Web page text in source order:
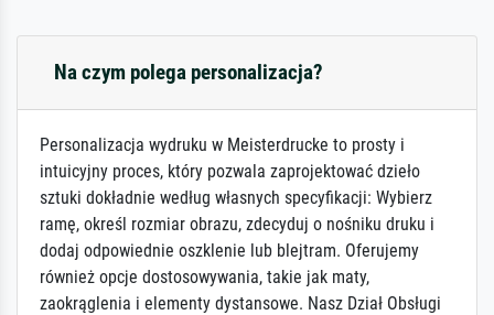
Na czym polega personalizacja?
Personalizacja wydruku w Meisterdrucke to prosty i
intuicyjny proces, który pozwala zaprojektować dzieło
sztuki dokładnie według własnych specyfikacji: Wybierz
ramę, określ rozmiar obrazu, zdecyduj o nośniku druku i
dodaj odpowiednie oszklenie lub blejtram. Oferujemy
również opcje dostosowywania, takie jak maty,
zaokrąglenia i elementy dystansowe. Nasz Dział Obsługi